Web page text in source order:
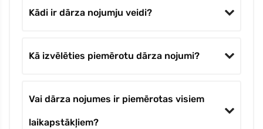
Kādi ir dārza nojumju veidi?
Kā izvēlēties piemērotu dārza nojumi?
Vai dārza nojumes ir piemērotas visiem
laikapstākļiem?